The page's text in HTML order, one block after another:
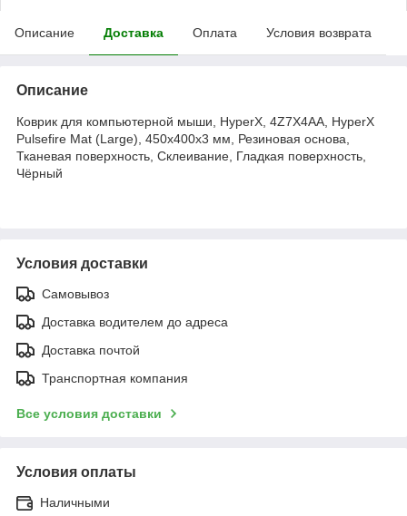
Описание Доставка Оплата Условия возврата
Описание
Коврик для компьютерной мыши, HyperX, 4Z7X4AA, HyperX
Pulsefire Mat (Large), 450x400x3 мм, Резиновая основа,
Тканевая поверхность, Склеивание, Гладкая поверхность,
Чёрный
Условия доставки
Самовывоз
Доставка водителем до адреса
Доставка почтой
Транспортная компания
Все условия доставки
Условия оплаты
Наличными